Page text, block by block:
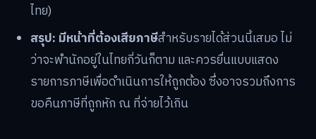
ไทย)
สรุป: มีหน้าที่ต้องเสียภาษีสำหรับรายได้ส่วนนี้เสมอ ไม่
ว่าจะพำนักอยู่ในไทยกี่วันก็ตาม และควรยื่นแบบแสดง
รายการภาษีเพื่อดำเนินการให้ถูกต้อง ซึ่งอาจรวมถึงการ
ขอคืนภาษีที่ถูกหัก ณ ที่จ่ายไว้เกิน